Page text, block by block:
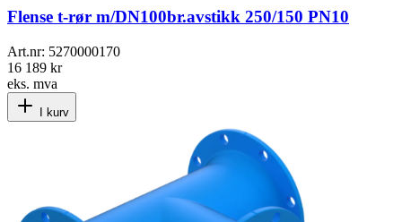
Flense t-rør m/DN100br.avstikk 250/150 PN10
Art.nr: 5270000170
16 189 kr
eks. mva
I kurv